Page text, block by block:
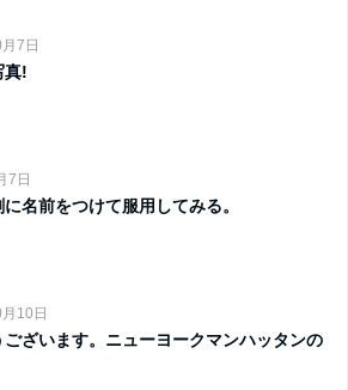
7日
真!
7日
名前をつけて服用してみる。
10日
ございます。ニューヨークマンハッタンの